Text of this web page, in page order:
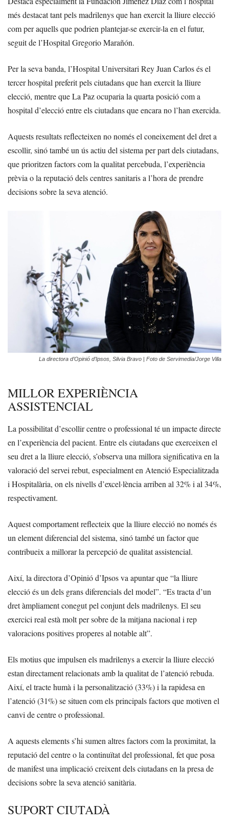
més destacat tant pels madrilenys que han exercit la lliure elecció
com per aquells que podrien plantejar-se exercir-la en el futur,
seguit de l’Hospital Gregorio Marañón.
Per la seva banda, l’Hospital Universitari Rey Juan Carlos és el
tercer hospital preferit pels ciutadans que han exercit la lliure
elecció, mentre que La Paz ocuparia la quarta posició com a
hospital d’elecció entre els ciutadans que encara no l’han exercida.
Aquests resultats reflecteixen no només el coneixement del dret a
escollir, sinó també un ús actiu del sistema per part dels ciutadans,
que prioritzen factors com la qualitat percebuda, l’experiència
prèvia o la reputació dels centres sanitaris a l’hora de prendre
decisions sobre la seva atenció.
La directora d’Opinió d’Ipsos, Silvia Bravo | Foto de Servimedia/Jorge Villa
MILLOR EXPERIÈNCIA
ASSISTENCIAL
La possibilitat d’escollir centre o professional té un impacte directe
en l’experiència del pacient. Entre els ciutadans que exerceixen el
seu dret a la lliure elecció, s’observa una millora significativa en la
valoració del servei rebut, especialment en Atenció Especialitzada
i Hospitalària, on els nivells d’excel·lència arriben al 32% i al 34%,
respectivament.
Aquest comportament reflecteix que la lliure elecció no només és
un element diferencial del sistema, sinó també un factor que
contribueix a millorar la percepció de qualitat assistencial.
Així, la directora d’Opinió d’Ipsos va apuntar que “la lliure
elecció és un dels grans diferencials del model”. “Es tracta d’un
dret àmpliament conegut pel conjunt dels madrilenys. El seu
exercici real està molt per sobre de la mitjana nacional i rep
valoracions positives properes al notable alt”.
Els motius que impulsen els madrilenys a exercir la lliure elecció
estan directament relacionats amb la qualitat de l’atenció rebuda.
Així, el tracte humà i la personalització (33%) i la rapidesa en
l’atenció (31%) se situen com els principals factors que motiven el
canvi de centre o professional.
A aquests elements s’hi sumen altres factors com la proximitat, la
reputació del centre o la continuïtat del professional, fet que posa
de manifest una implicació creixent dels ciutadans en la presa de
decisions sobre la seva atenció sanitària.
SUPORT CIUTADÀ